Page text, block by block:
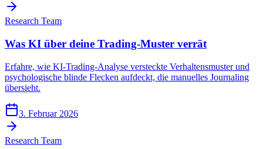
Research Team
Was KI über deine Trading-Muster verrät
Erfahre, wie KI-Trading-Analyse versteckte Verhaltensmuster und
psychologische blinde Flecken aufdeckt, die manuelles Journaling
übersieht.
3. Februar 2026
Research Team